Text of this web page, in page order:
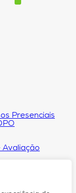
Presenciais
Avaliação